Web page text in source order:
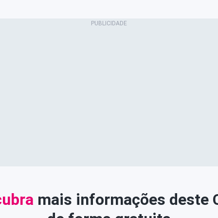
mais informações deste